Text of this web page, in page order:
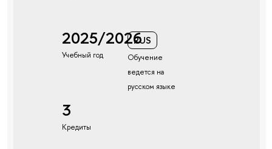
2025/2026
Учебный год
RUS
Обучение
ведется на
русском языке
3
Кредиты